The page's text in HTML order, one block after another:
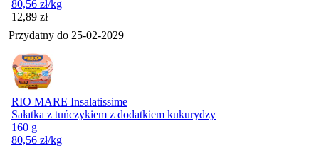
80,56 zł/kg
Cena
12,89 zł
Przydatny do 25-02-2029
RIO MARE Insalatissime
Sałatka z tuńczykiem z dodatkiem kukurydzy
160 g
80,56 zł/kg